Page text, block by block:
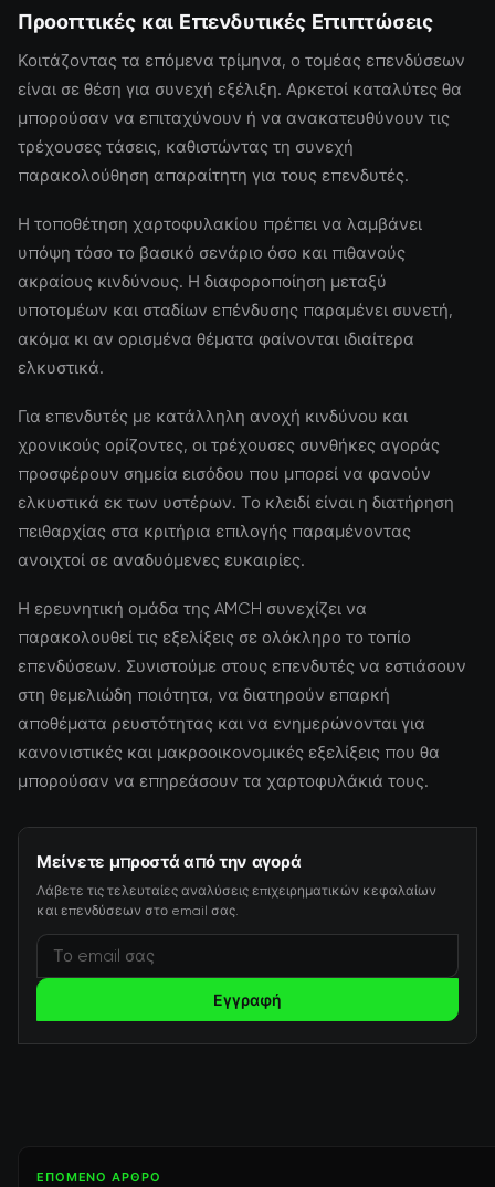
Προοπτικές και Επενδυτικές Επιπτώσεις
Κοιτάζοντας τα επόμενα τρίμηνα, ο τομέας επενδύσεων
είναι σε θέση για συνεχή εξέλιξη. Αρκετοί καταλύτες θα
μπορούσαν να επιταχύνουν ή να ανακατευθύνουν τις
τρέχουσες τάσεις, καθιστώντας τη συνεχή
παρακολούθηση απαραίτητη για τους επενδυτές.
Η τοποθέτηση χαρτοφυλακίου πρέπει να λαμβάνει
υπόψη τόσο το βασικό σενάριο όσο και πιθανούς
ακραίους κινδύνους. Η διαφοροποίηση μεταξύ
υποτομέων και σταδίων επένδυσης παραμένει συνετή,
ακόμα κι αν ορισμένα θέματα φαίνονται ιδιαίτερα
ελκυστικά.
Για επενδυτές με κατάλληλη ανοχή κινδύνου και
χρονικούς ορίζοντες, οι τρέχουσες συνθήκες αγοράς
προσφέρουν σημεία εισόδου που μπορεί να φανούν
ελκυστικά εκ των υστέρων. Το κλειδί είναι η διατήρηση
πειθαρχίας στα κριτήρια επιλογής παραμένοντας
ανοιχτοί σε αναδυόμενες ευκαιρίες.
Η ερευνητική ομάδα της AMCH συνεχίζει να
παρακολουθεί τις εξελίξεις σε ολόκληρο το τοπίο
επενδύσεων. Συνιστούμε στους επενδυτές να εστιάσουν
στη θεμελιώδη ποιότητα, να διατηρούν επαρκή
αποθέματα ρευστότητας και να ενημερώνονται για
κανονιστικές και μακροοικονομικές εξελίξεις που θα
μπορούσαν να επηρεάσουν τα χαρτοφυλάκιά τους.
Μείνετε μπροστά από την αγορά
Λάβετε τις τελευταίες αναλύσεις επιχειρηματικών κεφαλαίων
και επενδύσεων στο email σας.
Εγγραφή
ΕΠΌΜΕΝΟ ΆΡΘΡΟ